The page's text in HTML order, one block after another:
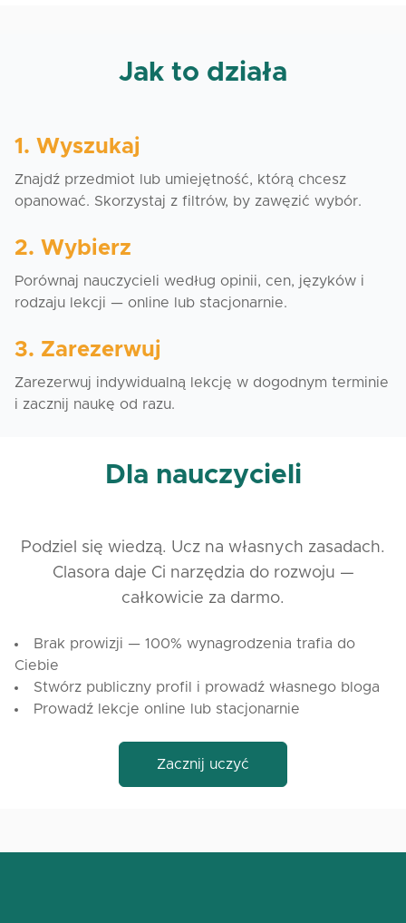
Podczas zajęć poznasz mój styl nauczania i
Dlaczego warto uczyć się ze mną?
– Uczę w sposób empatyczny i bez presji
– Tłumaczę spokojnie, jasno i obrazowo
polską codzienność
Jak to działa
1. Wyszukaj
Znajdź przedmiot lub umiejętność, którą chcesz
opanować. Skorzystaj z filtrów, by zawęzić wybór.
2. Wybierz
Porównaj nauczycieli według opinii, cen, języków i
rodzaju lekcji — online lub stacjonarnie.
3. Zarezerwuj
Zarezerwuj indywidualną lekcję w dogodnym terminie
i zacznij naukę od razu.
Dla nauczycieli
Podziel się wiedzą. Ucz na własnych zasadach.
Clasora daje Ci narzędzia do rozwoju —
całkowicie za darmo.
Brak prowizji — 100% wynagrodzenia trafia do
Ciebie
Stwórz publiczny profil i prowadź własnego bloga
Prowadź lekcje online lub stacjonarnie
Zacznij uczyć